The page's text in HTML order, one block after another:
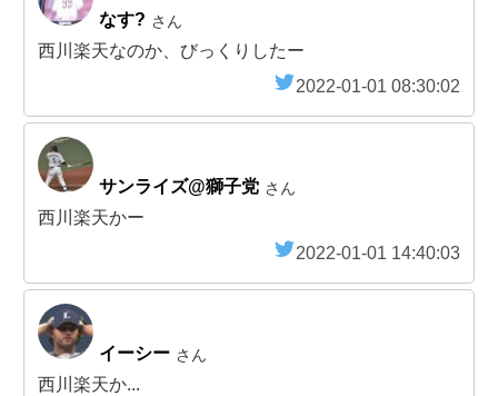
なす? さん
西川楽天なのか、びっくりしたー
2022-01-01 08:30:02
サンライズ@獅子党 さん
西川楽天かー
2022-01-01 14:40:03
イーシー さん
西川楽天か...